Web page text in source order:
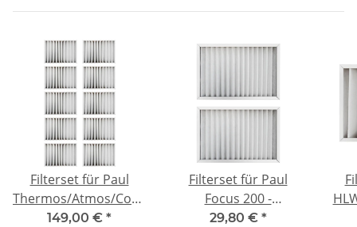
Filterset für Paul
Thermos/Atmos/Compakt/Iso-
Filterbox DN160 -
149,00 € *
Filterset für Paul
Focus 200 -
kompatibel 2x G4
29,80 € *